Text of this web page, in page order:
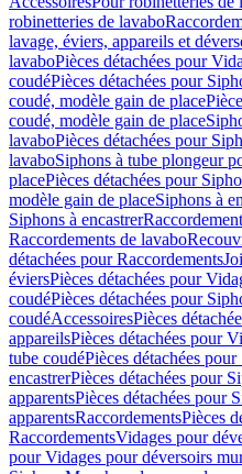
robinetteries de lavabo
lavage, éviers, appareils et
lavaboPièces détachées pour
coudéPièces détachées pour
coudé, modèle gain de place
coudé, modèle gain de place
lavaboPièces détachées pour
lavaboSiphons à tube plongeur
placePièces détachées pour
modèle gain de placeSiphons à
Siphons à encastrer
Raccordements de lavabo
détachées pour Raccordements
éviersPièces détachées pour
coudéPièces détachées pour
coudéAccessoiresPièces
appareilsPièces détachées pour
tube coudéPièces détachées
encastrerPièces détachées pour
apparentsPièces détachées pour
apparentsRaccordementsPièces
RaccordementsVidages pour
pour Vidages pour déversoirs